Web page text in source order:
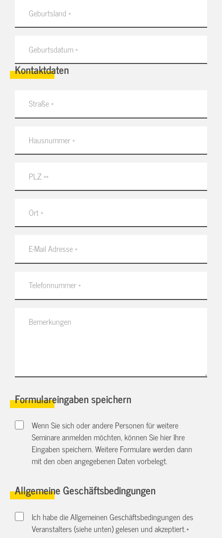
Kontaktdaten
Formulareingaben speichern
Wenn Sie sich oder andere Personen für weitere
Seminare anmelden möchten, können Sie hier Ihre
Eingaben speichern. Weitere Formulare werden dann
mit den oben angegebenen Daten vorbelegt.
Allgemeine Geschäftsbedingungen
Ich habe die Allgemeinen Geschäftsbedingungen des
Veranstalters (siehe unten) gelesen und akzeptiert.*